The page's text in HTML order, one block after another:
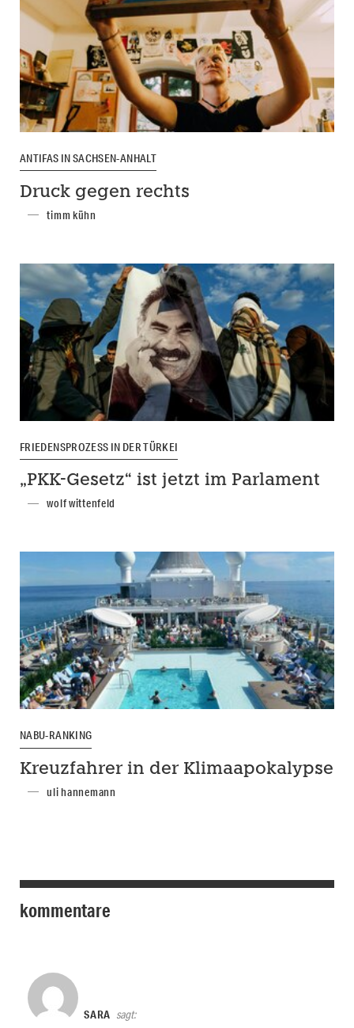
ANTIFAS IN SACHSEN-ANHALT
Druck gegen rechts
timm kühn
FRIEDENSPROZESS IN DER TÜRKEI
„PKK-Gesetz“ ist jetzt im Parlament
wolf wittenfeld
NABU-RANKING
Kreuzfahrer in der Klimaapokalypse
uli hannemann
kommentare
SARA sagt: